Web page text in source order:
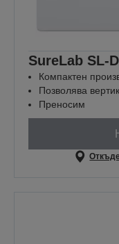
SureLab SL-
Компактен
Позволява
Преносим